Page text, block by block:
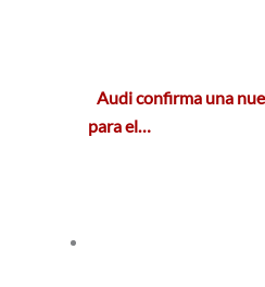
Audi confirma una
para el…